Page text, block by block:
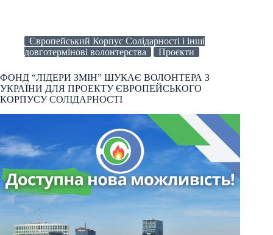
Європейський Корпус Солідарності і інші
довготермінові волонтерства
Проєкти
ФОНД “ЛІДЕРИ ЗМІН” ШУКАЄ ВОЛОНТЕРА З
УКРАЇНИ ДЛЯ ПРОЕКТУ ЄВРОПЕЙСЬКОГО
КОРПУСУ СОЛІДАРНОСТІ